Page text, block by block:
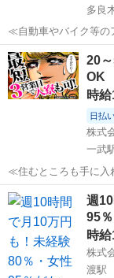
多良
≪自動車やバイク等の
専用の機械を使用し
小物や中物程度の部
の目視管理と不要物を
熊本 球磨郡
20
OK
時給
日払
株式
一武
≪住むところも手に入
ら出て新しい場所で働
い。 そんな方にピッ
通費も当社が負担(規
熊本 球磨郡
週
95
時
株式
渡駅